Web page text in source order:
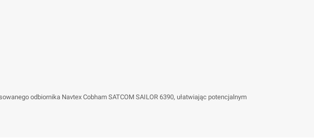
odbiornika Navtex Cobham SATCOM SAILOR 6390, ułatwiając potencjalnym